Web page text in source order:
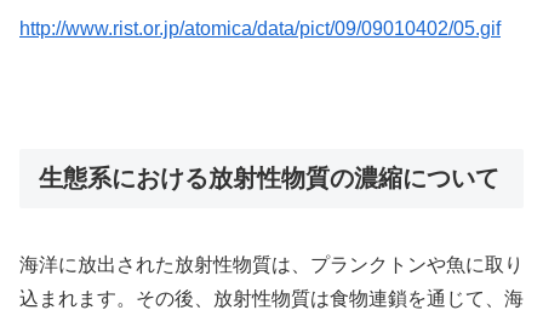
http://www.rist.or.jp/atomica/data/pict/09/09010402/05.gif
生態系における放射性物質の濃縮について
海洋に放出された放射性物質は、プランクトンや魚に取り
込まれます。その後、放射性物質は食物連鎖を通じて、海